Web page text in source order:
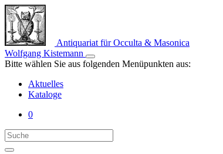
Antiquariat für Occulta & Masonica
Wolfgang Kistemann
Bitte wählen Sie aus folgenden Menüpunkten aus:
Aktuelles
Kataloge
0